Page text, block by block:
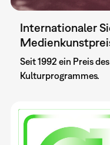
Internationaler
Seit 1992 ein Preis
Kulturprogrammes.